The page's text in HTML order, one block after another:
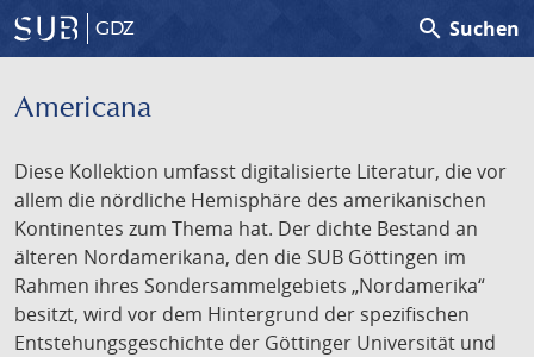
GDZ search Suchen
Americana
Diese Kollektion umfasst digitalisierte Literatur, die vor
allem die nördliche Hemisphäre des amerikanischen
Kontinentes zum Thema hat. Der dichte Bestand an
älteren Nordamerikana, den die SUB Göttingen im
Rahmen ihres Sondersammelgebiets „Nordamerika“
besitzt, wird vor dem Hintergrund der spezifischen
Entstehungsgeschichte der Göttinger Universität und